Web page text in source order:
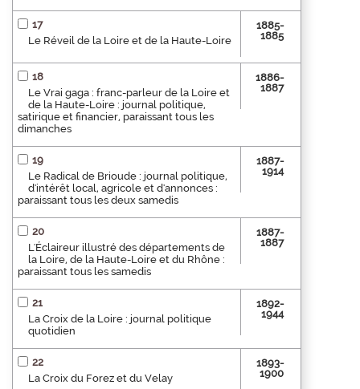
17
Le Réveil de la Loire et de la Haute-Loire
1885-
1885
18
Le Vrai gaga : franc-parleur de la Loire et
de la Haute-Loire : journal politique,
satirique et financier, paraissant tous les
dimanches
1886-
1887
19
Le Radical de Brioude : journal politique,
d'intérêt local, agricole et d'annonces :
paraissant tous les deux samedis
1887-
1914
20
L'Éclaireur illustré des départements de
la Loire, de la Haute-Loire et du Rhône :
paraissant tous les samedis
1887-
1887
21
La Croix de la Loire : journal politique
quotidien
1892-
1944
22
La Croix du Forez et du Velay
1893-
1900